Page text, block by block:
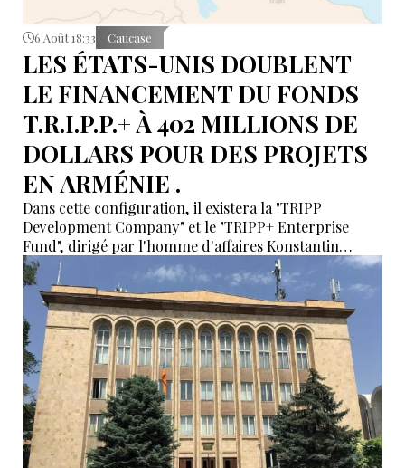
6 Août 18:33 Caucase
LES ÉTATS-UNIS DOUBLENT
LE FINANCEMENT DU FONDS
T.R.I.P.P.+ À 402 MILLIONS DE
DOLLARS POUR DES PROJETS
EN ARMÉNIE .
Dans cette configuration, il existera la "TRIPP
Development Company" et le "TRIPP+ Enterprise
Fund", dirigé par l'homme d'affaires Konstantin
Sokolov